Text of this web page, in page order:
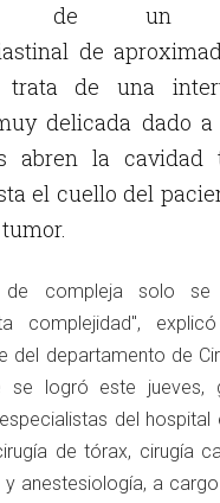
de un
de
de una
delicada dado a
abren la cavidad
el cuello del
de compleja solo se
complejidad",
del departamento de
se logró este jueves,
del hospital
de tórax, cirugía
anestesiología, a